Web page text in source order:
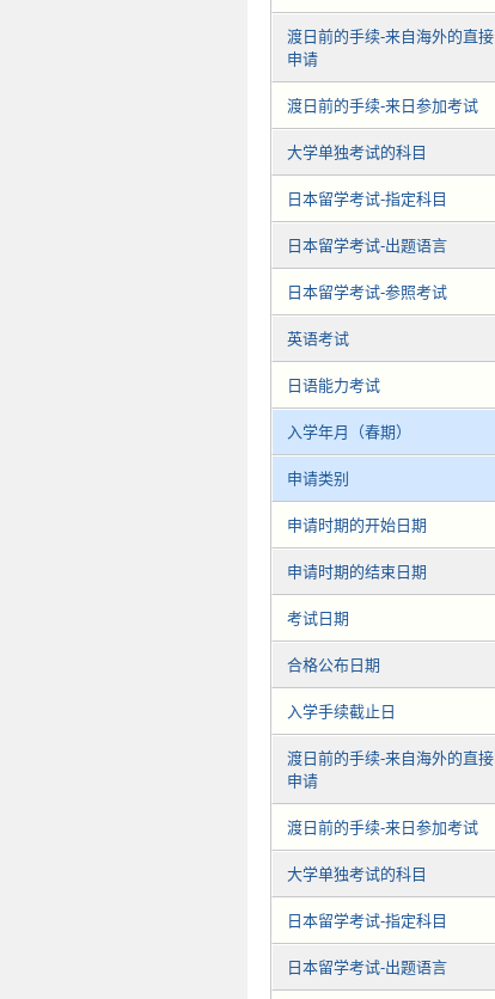
渡日前的手续-来自海外的直接
申请
渡日前的手续-来日参加考试
大学单独考试的科目
日本留学考试-指定科目
日本留学考试-出题语言
日本留学考试-参照考试
英语考试
日语能力考试
入学年月（春期）
申请类别
申请时期的开始日期
申请时期的结束日期
考试日期
合格公布日期
入学手续截止日
渡日前的手续-来自海外的直接
申请
渡日前的手续-来日参加考试
大学单独考试的科目
日本留学考试-指定科目
日本留学考试-出题语言